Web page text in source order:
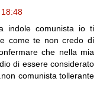
indole comunista io ti
come te non credo di
che nella mia
di essere considerato
comunista tollerante